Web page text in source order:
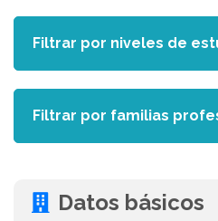
Datos básicos
Filtrar por niveles de
Filtrar por familias